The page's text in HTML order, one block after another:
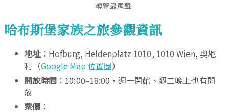
導覽最尾聲
哈布斯堡家族之旅參觀資訊
地址 ：Hofburg, Heldenplatz 1010, 1010 Wien, 奧地
利（Google Map 位置圖）
開放時間 ：10:00–18:00，週一閉館、週二晚上也有開
放
票價 ：